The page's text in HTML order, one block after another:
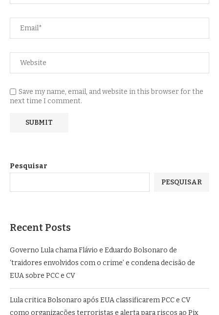
Save my name, email, and website in this browser for the
next time I comment.
Pesquisar
PESQUISAR
Recent Posts
Governo Lula chama Flávio e Eduardo Bolsonaro de
‘traidores envolvidos com o crime’ e condena decisão de
EUA sobre PCC e CV
Lula critica Bolsonaro após EUA classificarem PCC e CV
como organizações terroristas e alerta para riscos ao Pix